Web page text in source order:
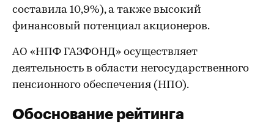
составила 10,9%), а также высокий
финансовый потенциал акционеров.
АО «НПФ ГАЗФОНД» осуществляет
деятельность в области негосударственного
пенсионного обеспечения (НПО).
Обоснование рейтинга